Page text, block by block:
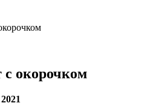
с окорочком